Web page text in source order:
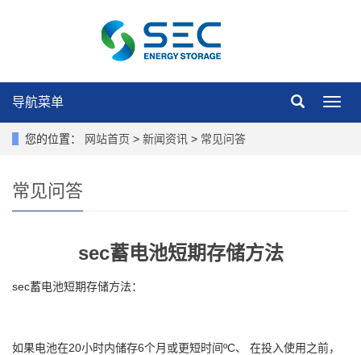
导
导航菜单
您的位置： 网站首页 > 新闻资讯 > 常见问答
常见问答
sec蓄电池短期存储方法
sec蓄电池短期存储方法：
如果电池在20小时内储存6个月或更短时间ºC、 在投入使用之前，